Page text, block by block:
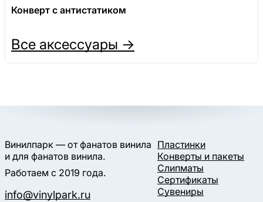
Конверт с антистатиком
Все аксессуары →
Винилпарк — от фанатов винила
и для фанатов винила.
Работаем с 2019 года.
info@vinylpark.ru
Пластинки
Конверты и пакеты
Слипматы
Сертификаты
Сувениры